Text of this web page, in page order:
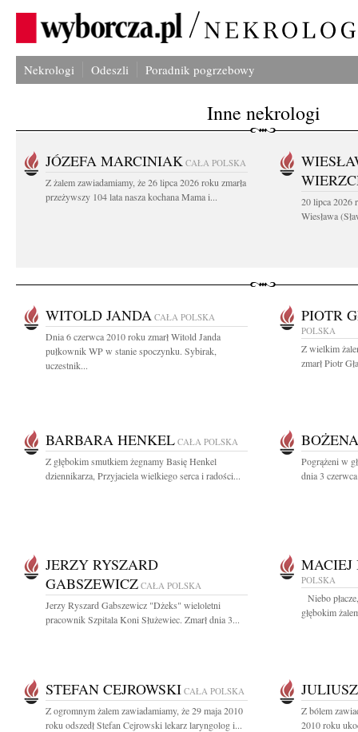
Nekrologi Odeszli Poradnik pogrzebowy
Inne nekrologi
JÓZEFA MARCINIAK CAŁA POLSKA
Z żalem zawiadamiamy, że 26 lipca 2026 roku zmarła
przeżywszy 104 lata nasza kochana Mama i...
20 lipca 2026
Wiesława
WITOLD JANDA CAŁA POLSKA
Dnia 6 czerwca 2010 roku zmarł Witold Janda
pułkownik WP w stanie spoczynku. Sybirak,
uczestnik...
PIOTR
POLSKA
Z wielkim
zmarł Piotr
BARBARA HENKEL CAŁA POLSKA
Z głębokim smutkiem żegnamy Basię Henkel
dziennikarza, Przyjaciela wielkiego serca i radości...
Pogrążeni w
dnia 3
JERZY RYSZARD
GABSZEWICZ CAŁA POLSKA
Jerzy Ryszard Gabszewicz "Dżeks" wieloletni
pracownik Szpitala Koni Służewiec. Zmarł dnia 3...
MACIEJ
POLSKA
Niebo
głębokim
STEFAN CEJROWSKI CAŁA POLSKA
Z ogromnym żalem zawiadamiamy, że 29 maja 2010
roku odszedł Stefan Cejrowski lekarz laryngolog i...
Z bólem
2010 roku